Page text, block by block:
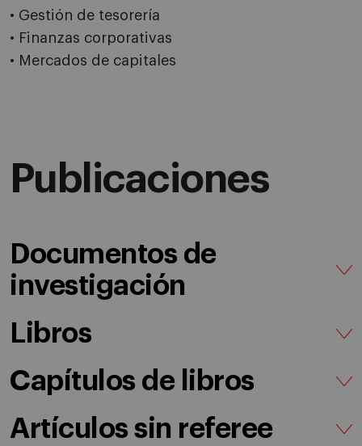
• Gestión de tesorería
• Finanzas corporativas
• Mercados de capitales
Publicaciones
Documentos de
investigación
Libros
Capítulos de libros
Artículos sin referee